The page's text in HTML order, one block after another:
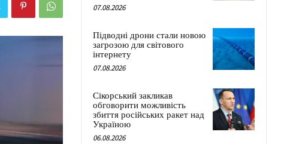
07.08.2026
Підводні дрони стали новою
загрозою для світового
інтернету
07.08.2026
Сікорський закликав
обговорити можливість
збиття російських ракет над
Україною
06.08.2026